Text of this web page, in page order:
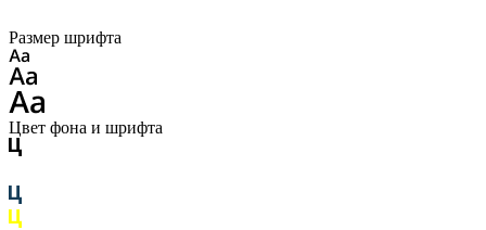
Размер шрифта
Цвет фона и шрифта